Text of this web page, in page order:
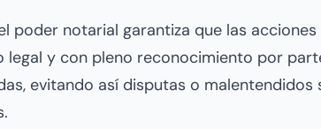
poder notarial garantiza que las
legal y con pleno reconocimiento por
evitando así disputas o